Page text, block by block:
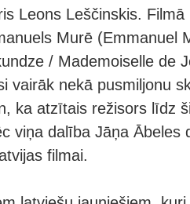
Leons Leščinskis.
Murē (Emmanuel
/ Mademoiselle de
vairāk nekā pusmiljonu
ka atzītais režisors līdz
viņa dalība Jāņa Ābeles
filmai.